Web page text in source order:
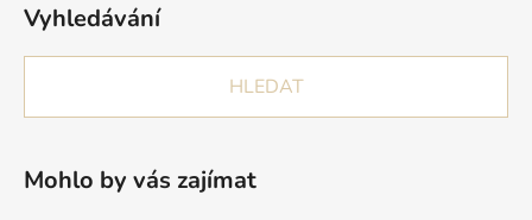
Vyhledávání
HLEDAT
Mohlo by vás zajímat